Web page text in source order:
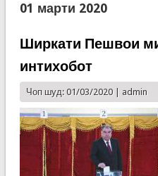
01 марти 2020
Ширкати Пешвои
интихобот
Чоп шуд: 01/03/2020 | admin